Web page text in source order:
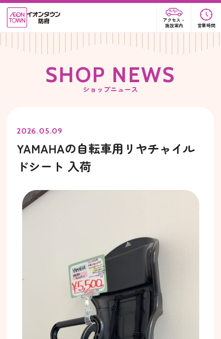
アクセス・
施設案内
営業時間
SHOP NEWS
ショップニュース
2026.05.09
YAMAHAの自転車用リヤチャイル
ドシート 入荷